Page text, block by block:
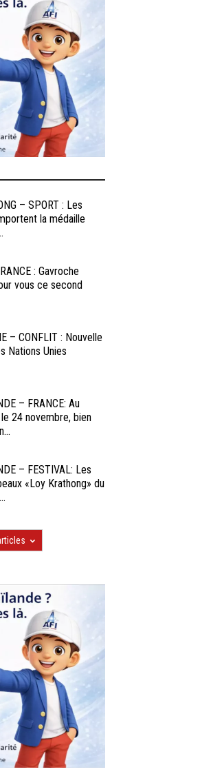
– SPORT : Les
la médaille
: Gavroche
vous ce second
– CONFLIT : Nouvelle
Nations Unies
– FRANCE: Au
le 24 novembre, bien
– FESTIVAL: Les
«Loy Krathong» du